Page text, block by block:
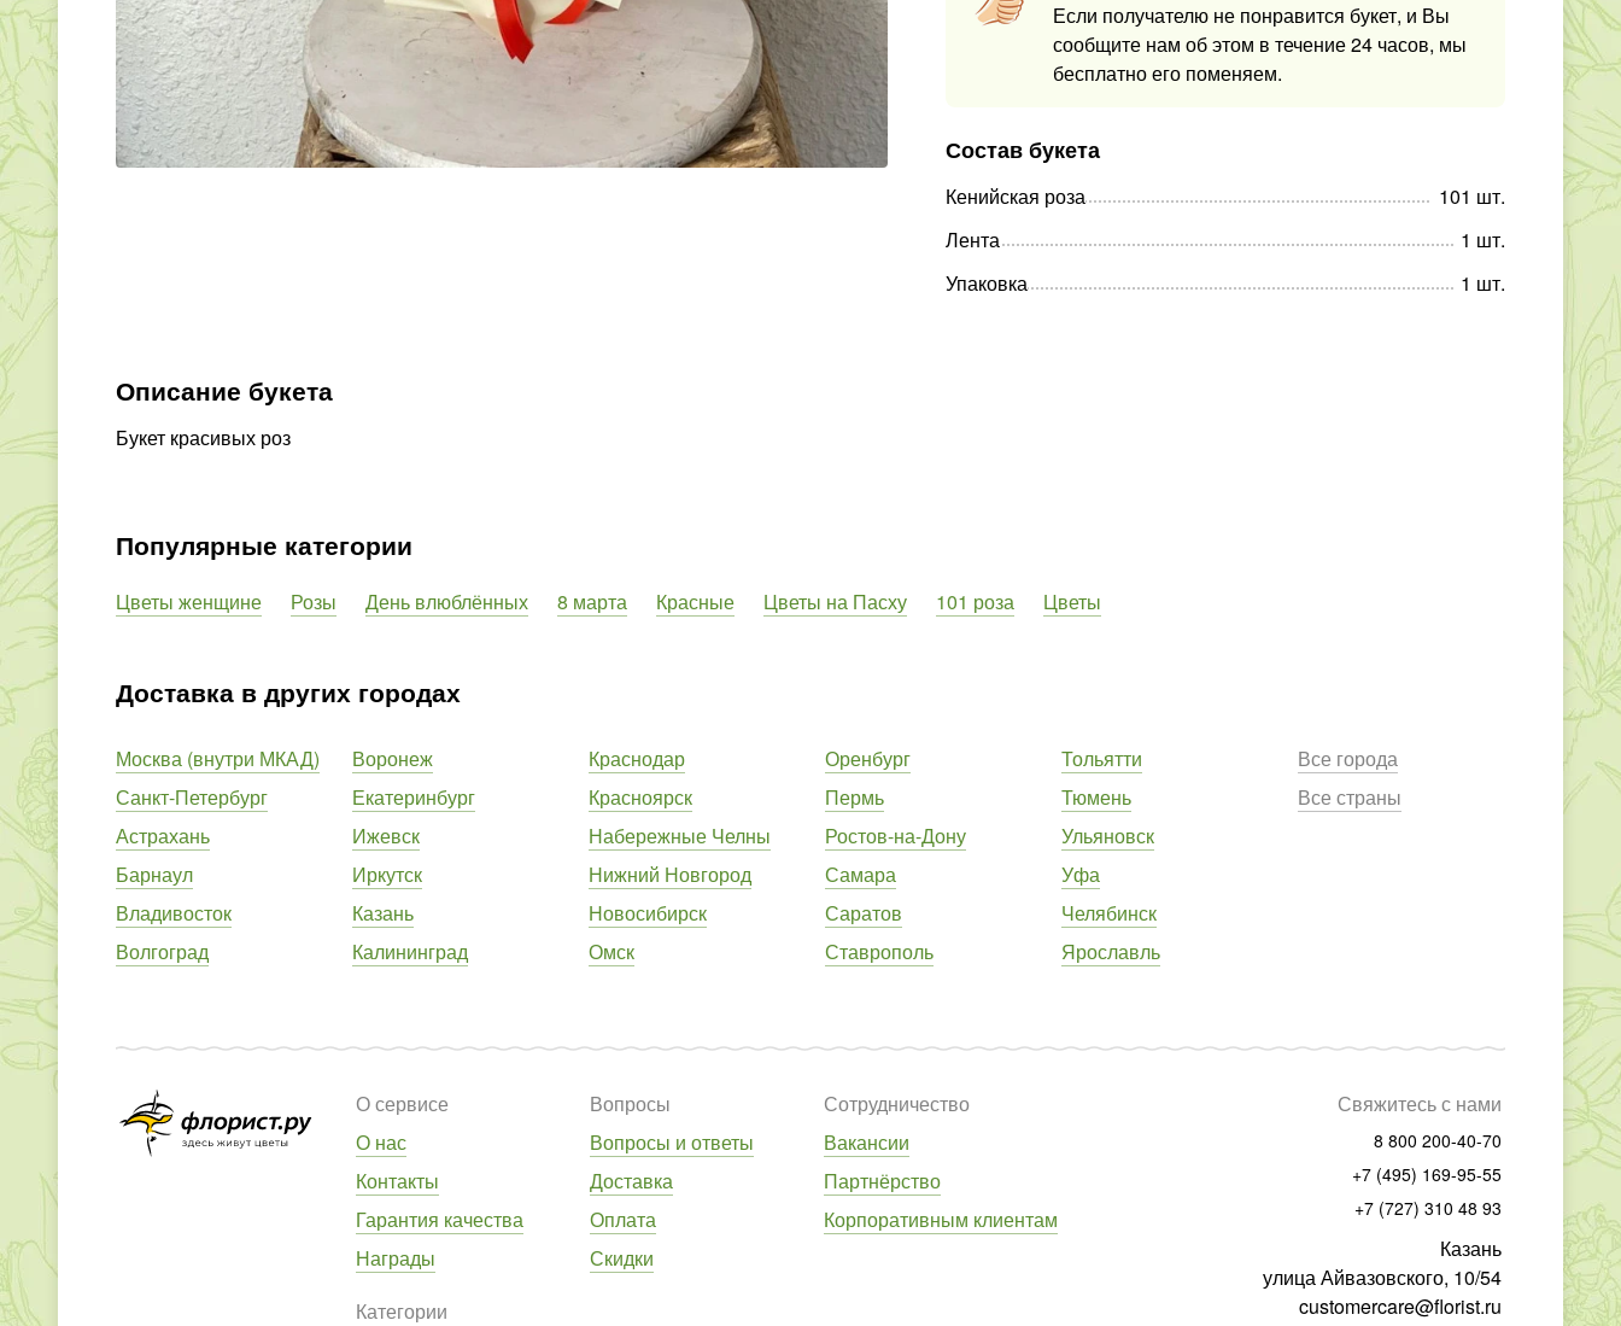
Если получателю не понравится букет, и Вы
сообщите нам об этом в течение 24 часов, мы
бесплатно его поменяем.
Состав букета
Кенийская роза 101 шт.
Лента
1 шт.
Упаковка
1 шт.
Описание букета
Букет красивых роз
Популярные категории
Цветы женщине Розы День влюблённых 8 марта Красные Цветы на Пасху 101 роза Цветы
Доставка в других городах
Москва (внутри МКАД)
Санкт-Петербург
Астрахань
Барнаул
Владивосток
Волгоград
Воронеж
Екатеринбург
Ижевск
Иркутск
Казань
Калининград
Краснодар
Красноярск
Набережные Челны
Нижний Новгород
Новосибирск
Омск
Оренбург
Пермь
Ростов-на-Дону
Самара
Саратов
Ставрополь
Тольятти
Тюмень
Ульяновск
Уфа
Челябинск
Ярославль
Все города
Все страны
О сервисе
О нас
Контакты
Гарантия качества
Награды
Вопросы
Вопросы и ответы
Доставка
Оплата
Скидки
Сотрудничество
Вакансии
Партнёрство
Корпоративным клиентам
Категории
Свяжитесь с нами
8 800 200-40-70
+7 (495) 169-95-55
+7 (727) 310 48 93
Казань
улица Айвазовского, 10/54
customercare@florist.ru